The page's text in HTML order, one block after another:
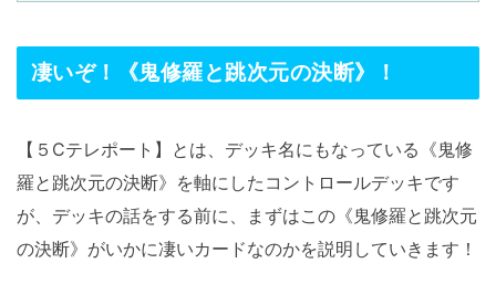
凄いぞ！《鬼修羅と跳次元の決断》！
【５Cテレポート】とは、デッキ名にもなっている《鬼修
羅と跳次元の決断》を軸にしたコントロールデッキです
が、デッキの話をする前に、まずはこの《鬼修羅と跳次元
の決断》がいかに凄いカードなのかを説明していきます！